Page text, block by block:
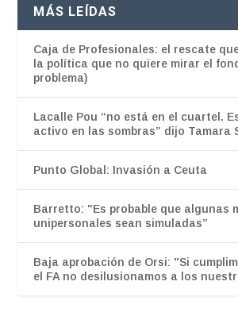
MÁS LEÍDAS
Caja de Profesionales: el rescate
la política que no quiere mirar el
problema)
Lacalle Pou “no está en el cuartel.
activo en las sombras” dijo Tamara
Punto Global: Invasión a Ceuta
Barretto: "Es probable que algunas
unipersonales sean simuladas”
Baja aprobación de Orsi: "Si
el FA no desilusionamos a los